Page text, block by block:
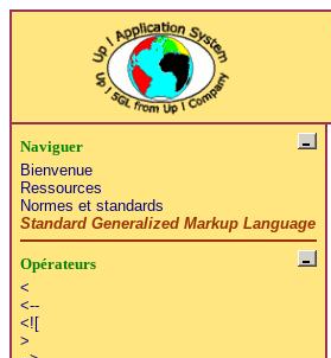
Naviguer
Bienvenue
Ressources
Normes et standards
Standard Generalized Markup Language
Opérateurs
<
<--
<![
>